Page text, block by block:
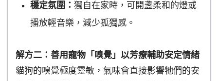
穩定氛圍： 獨自在家時，可開盞柔和的燈或
播放輕音樂，減少孤獨感。
解方二：善用寵物「嗅覺」以芳療輔助安定情緒
貓狗的嗅覺極度靈敏，氣味會直接影響牠們的安